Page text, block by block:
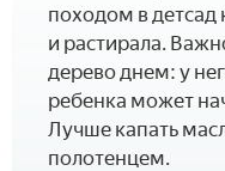
походом в детсад
и растирала.
дерево днем: у
ребенка может
Лучше капать
полотенцем.